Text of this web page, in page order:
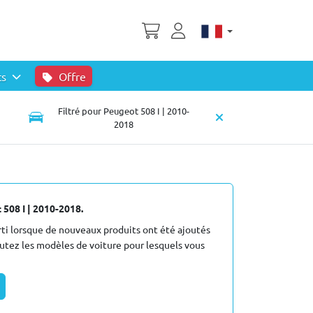
Offre
Filtré pour Peugeot 508 I | 2010-
2018
I | 2010-2018.
lorsque de nouveaux produits ont été ajoutés
les modèles de voiture pour lesquels vous